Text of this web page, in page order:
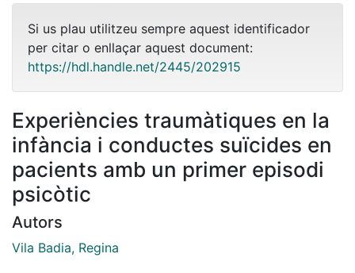
Si us plau utilitzeu sempre aquest identificador
per citar o enllaçar aquest document:
https://hdl.handle.net/2445/202915
Experiències traumàtiques en la
infància i conductes suïcides en
pacients amb un primer episodi
psicòtic
Autors
Vila Badia, Regina